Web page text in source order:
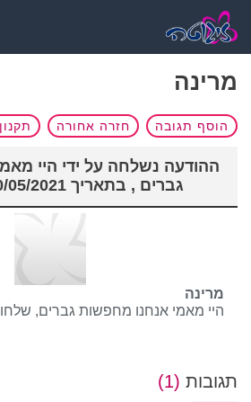
מרינה
הוסף תגובה חזרה אחורה
ההודעה נשלחה על ידי היי
גברים , בתאריך 30/05/2021 23:42:38
מרינה
היי מאמי אנחנו מחפשות גברים, שלחו
תגובות (1)